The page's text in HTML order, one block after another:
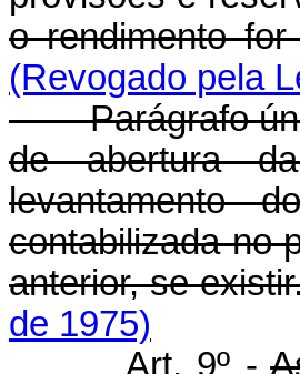
o rendimento
(Revogado pela
Parágrafo único
de abertura
levantamento
contabilizada no
anterior, se
de 1975)
Art. 9º -